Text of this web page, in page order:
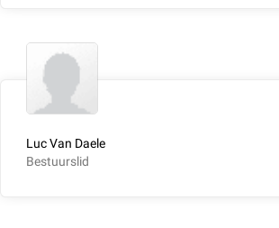
Luc Van Daele
Bestuurslid